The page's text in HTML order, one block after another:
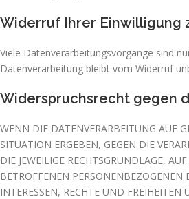
Widerruf Ihrer Einwilligung
Viele Datenverarbeitungsvorgänge sind
Datenverarbeitung bleibt vom Widerruf
Widerspruchsrecht gegen
WENN DIE DATENVERARBEITUNG AUF
SITUATION ERGEBEN, GEGEN DIE
DIE JEWEILIGE RECHTSGRUNDLAGE,
BETROFFENEN
INTERESSEN, RECHTE UND